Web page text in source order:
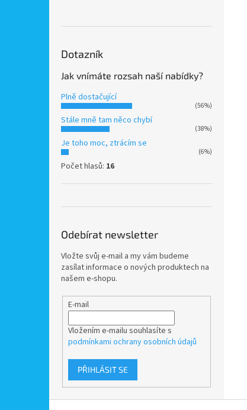
Dotazník
Jak vnímáte rozsah naší nabídky?
Plně dostačující
(56%)
Stále mně tam něco chybí
(38%)
Je toho moc, ztrácím se
(6%)
Počet hlasů: 16
Odebírat newsletter
Vložte svůj e-mail a my vám budeme
zasílat informace o nových produktech na
našem e-shopu.
E-mail
Vložením e-mailu souhlasíte s
podmínkami ochrany osobních údajů
PŘIHLÁSIT SE